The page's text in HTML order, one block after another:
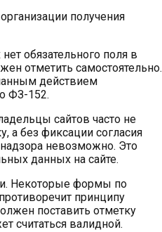
получения
обязательного поля в
отметить самостоятельно.
действием
ФЗ-152.
сайтов часто не
а без фиксации согласия
невозможно. Это
данных на сайте.
Некоторые формы по
принципу
поставить отметку
считаться валидной.